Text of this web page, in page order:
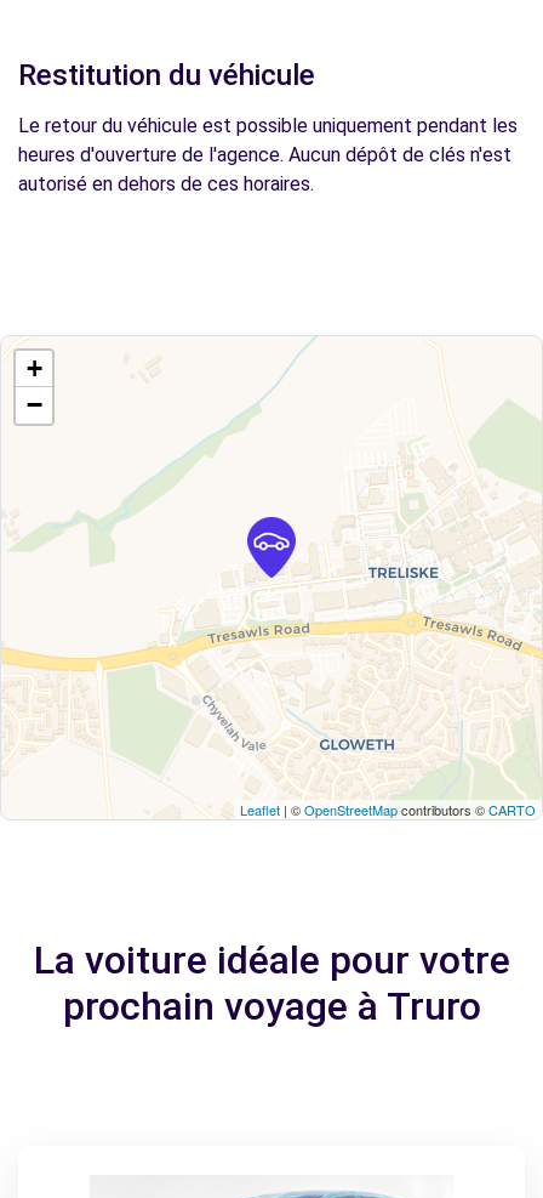
Restitution du véhicule
Le retour du véhicule est possible uniquement pendant les
heures d'ouverture de l'agence. Aucun dépôt de clés n'est
autorisé en dehors de ces horaires.
+
−
Leaflet | ©OpenStreetMapcontributors ©CARTO
La voiture idéale pour votre
prochain voyage à Truro